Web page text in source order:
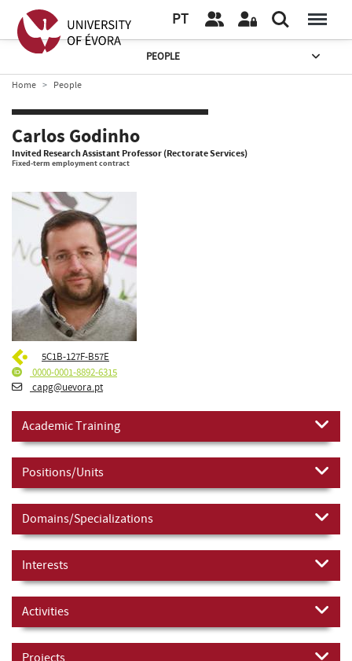
PT
PEOPLE
Home People
Carlos Godinho
Invited Research Assistant Professor (Rectorate Services)
Fixed-term employment contract
5C1B-127F-B57E
0000-0001-8892-6315
capg@uevora.pt
Academic Training
Positions/Units
Domains/Specializations
Interests
Activities
Projects